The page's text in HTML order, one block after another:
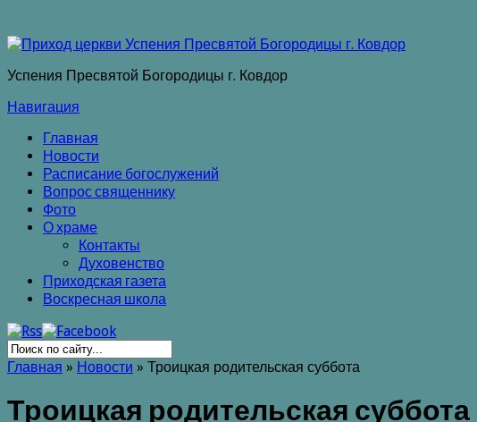
Успения Пресвятой Богородицы г. Ковдор
Навигация
Главная
Новости
Расписание богослужений
Вопрос священнику
Фото
О храме
Контакты
Духовенство
Приходская газета
Воскресная школа
Главная » Новости » Троицкая родительская суббота
Троицкая родительская суббота